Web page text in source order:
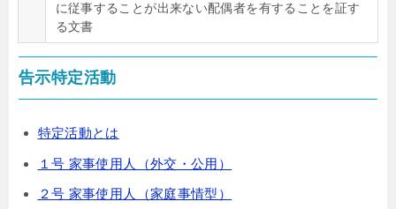
に従事することが出来ない配偶者を有することを証す
る文書
告示特定活動
特定活動とは
１号 家事使用人（外交・公用）
２号 家事使用人（家庭事情型）